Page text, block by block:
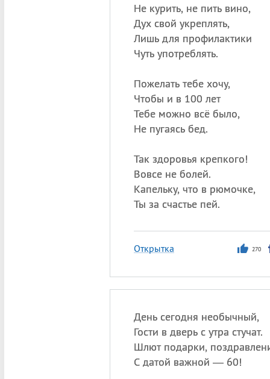
Не курить, не пить вино,
Дух свой укреплять,
Лишь для профилактики
Чуть употреблять.
Пожелать тебе хочу,
Чтобы и в 100 лет
Тебе можно всё было,
Не пугаясь бед.
Так здоровья крепкого!
Вовсе не болей.
Капельку, что в рюмочке,
Ты за счастье пей.
Открытка 270
День сегодня необычный,
Гости в дверь с утра стучат.
Шлют подарки,
С датой важной — 60!